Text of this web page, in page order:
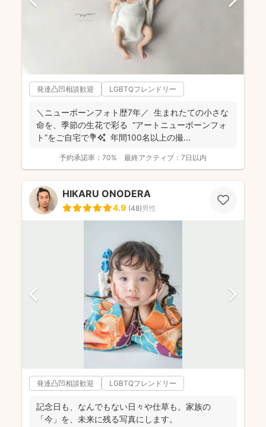
発達凸凹相談歓迎 LGBTQフレンドリー
＼ニューボーンフォト歴7年／ 生まれたての小さな
命を、季節の生花で彩る “アートニューボーンフォ
ト”をご自宅で💐✨ 年間100名以上の撮...
予約承諾率： 70% 最終アクティブ： 7日以内
HIKARU ONODERA
4.9 (48)男性
発達凸凹相談歓迎 LGBTQフレンドリー
記念日も、なんでもない日々や仕草も。家族の
「今」を、未来に残る写真にします。